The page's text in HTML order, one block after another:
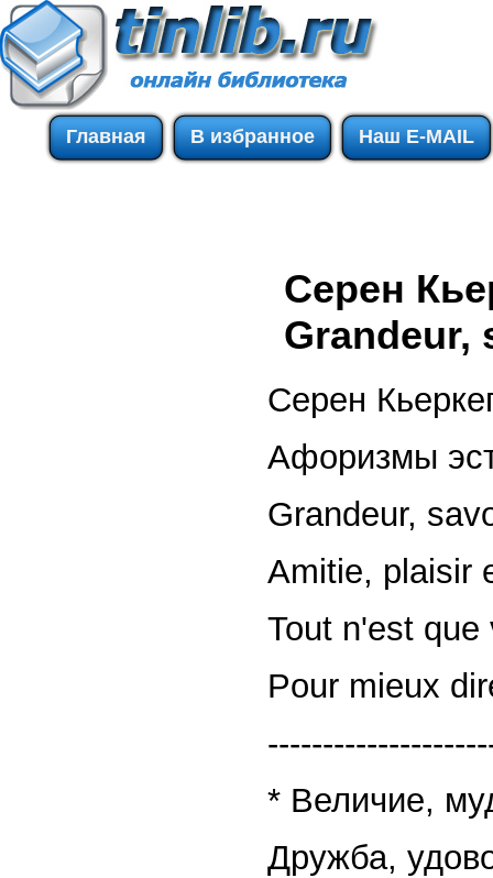
Главная В избранное Наш E-MAIL
Cерен
Grandeur,
Cерен
Афоризмы
Grandeur,
Amitie, plaisir
Tout n'est
Pour mieux
* Величие,
Дружба,